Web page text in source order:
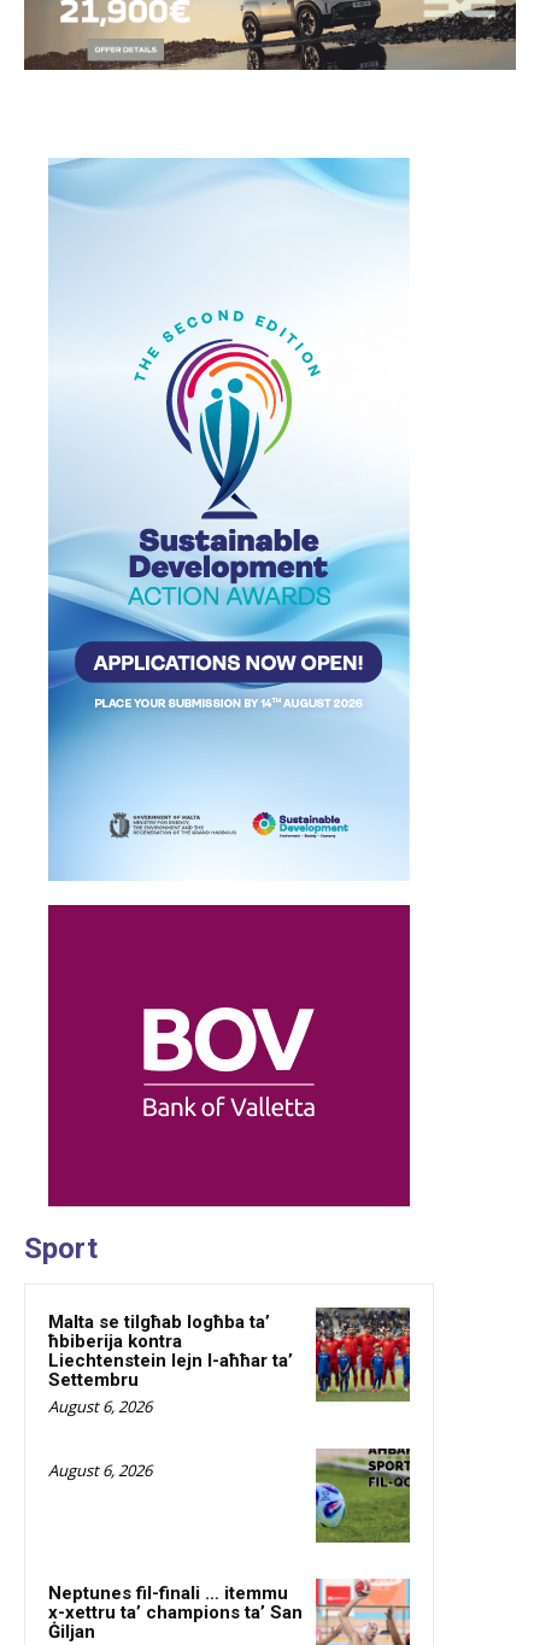
Sport
Malta se tilgħab logħba ta’
ħbiberija kontra
Liechtenstein lejn l-aħħar ta’
Settembru
August 6, 2026
August 6, 2026
Neptunes fil-finali … itemmu
x-xettru ta’ champions ta’ San
Ġiljan